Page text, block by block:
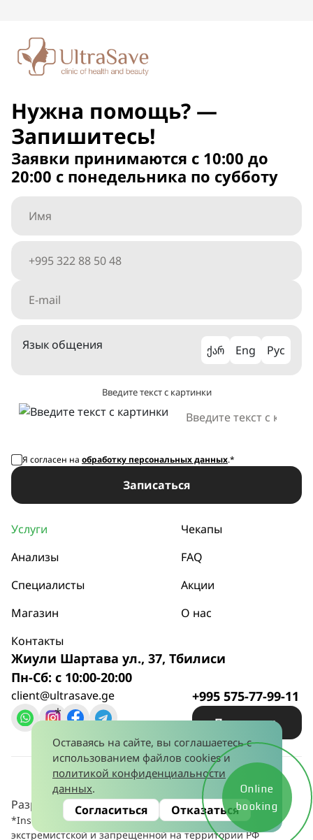
Оставаясь на сайте, вы соглашаетесь с
использованием файлов cookies и
политикой конфиденциальности
данных.
Согласиться Отказаться
Нужна помощь? —
Запишитесь!
Заявки принимаются с 10:00 до
20:00 с понедельника по субботу
Язык общения ქარ Eng Рус
Введите текст с картинки
Я согласен на обработку персональных данных.*
Записаться
Услуги
Чекапы
Анализы
FAQ
Специалисты
Акции
Магазин
О нас
Контакты
Жиули Шартава ул., 37, Тбилиси
Пн-Сб: с 10:00-20:00
client@ultrasave.ge
*
+995 575-77-99-11
Позвонить
Политика конфиденциальности© 2026
Лицензия № 445581628 от 15 января 2024
Разработано:
*Instagram принадлежит компании Meta, признанной
экстремистской и запрещённой на территории РФ
Online
booking